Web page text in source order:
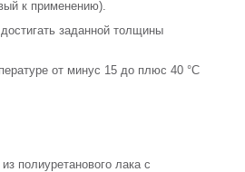
к применению).
заданной толщины
от минус 15 до плюс 40 °С
полиуретанового лака с